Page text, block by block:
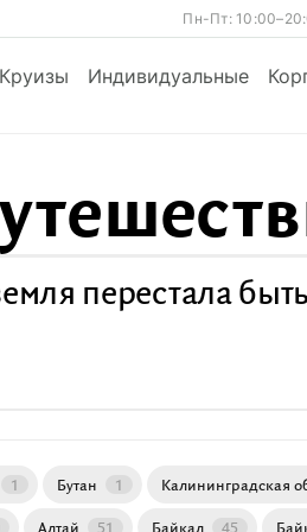
Пн-Пт:
Круизы Индивидуальные
перестала быть
1 Бутан 1 Калининградская
Алтай 51 Байкал 45